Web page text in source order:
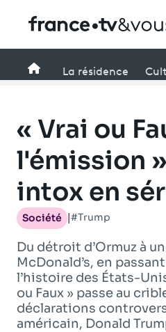
Festivals
Creators
À la une
Participer et assister à une
À votre écoute
Productions et innovation
Programme tv
Accueil
La résidence
« Vrai ou
l'émission
intox en
Société #Trump
Du détroit d’Ormuz à
McDonald’s, en
l’histoire des États-
ou Faux » passe au
déclarations
américain, Donald